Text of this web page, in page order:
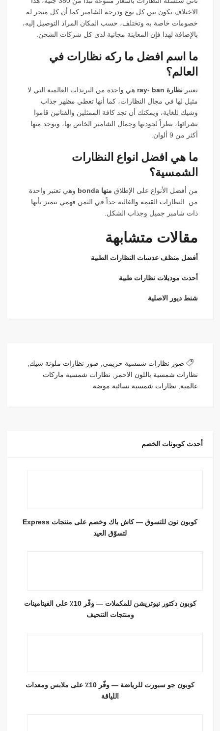
الاختلاف يكون بين كل نوع ودرجة الشامبر كما أن كل متجر له
خصومات خاصة به وتختلف، حسب المكان المراد التوصيل إليه،
بالإضافة لهذا فإن المعاينة مجانية لدى كل شركات الشحن.
ما اسم افضل ما ركه نظارات في
العالم؟
تعتبر نظارة ray- ban
هي واحدة من البرندات العالمية التي لا
مثيل لها في مجال النظارات، كما أنها تعطي مظهر جذاب
وشيك للغاية، ويمكنك أن تجد كافة الممثلين والفنانين قاموا
بشرائها، نظراً لجودتها وجمال الشامبر الخاص بها، ويوجد منها
أكثر من 9 ألوان.
ما هي افضل انواع النظارات
الشمسية؟
من أفضل الأنواع على الإطلاق منها bonda
وهي تعتبر واحدة
من النظارات القيمة والغالية جداً في الثمن فهمي تتميز بأنها
ذات شامبر جميل وجذاب الشكل.
مقالات متشابهة
أفضل منظف عدسات النظارات الطبية
أحدث موديلات نظارات طبية
شنط ديور الاصلية
صور نظارات شمسية حريمي, صور نظارات ملونة شيك,
نظارات شمسية باللون الاحمر , نظارات شمسية ماركات
عالمية, نظارات شمسية نسائية موضة
أحدث كوبونات الخصم
كوبون نون للتسوق — كاش باك وخصم على منتجات Express
لتسوّق العيد
كوبون دكتور نيوتريشن للمكملات — وفّر 10٪ على الفيتامينات
ومنتجات التنحيف
كوبون جو سبورت للرياضة — وفّر 10٪ على ملابس ومعدات
اللياقة